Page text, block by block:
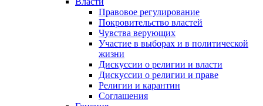
Правовое регулирование
Покровительство властей
Чувства верующих
Участие в выборах и в политической
жизни
Дискуссии о религии и власти
Дискуссии о религии и праве
Религии и карантин
Соглашения